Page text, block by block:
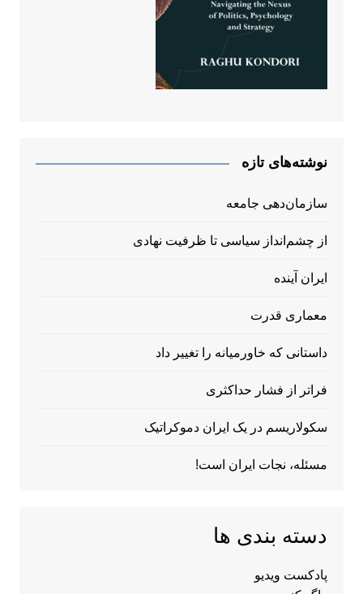
نوشته‌های تازه
سازمان‌دهی جامعه
از چشم‌انداز سیاسی تا ظرفیت نهادی
ایران آینده
معماری قدرت
داستانی که خاورمیانه را تغییر داد
فراتر از فشار حداکثری
سکولاریسم در یک ایران دموکراتیک
مسئله، نجات ایران است!
دسته بندی ها
پادکست ویدیو